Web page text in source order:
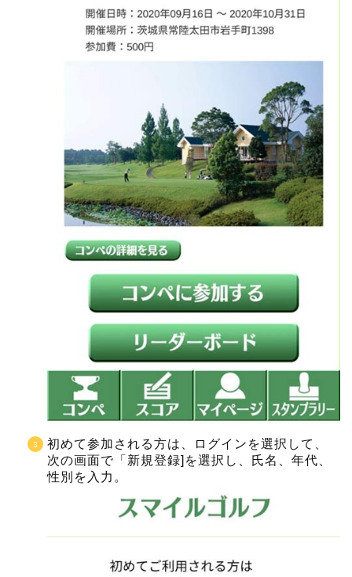
初めて参加される方は、ログインを選択して、
次の画面で「新規登録]を選択し、氏名、年代、
性別を入力。